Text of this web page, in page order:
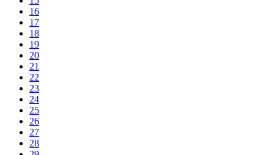
16
17
18
19
20
21
22
23
24
25
26
27
28